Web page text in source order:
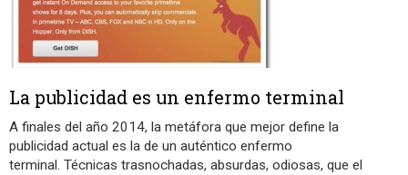
La publicidad es un enfermo terminal
A finales del año 2014, la metáfora que mejor define la
publicidad actual es la de un auténtico enfermo
terminal. Técnicas trasnochadas, absurdas, odiosas, que el